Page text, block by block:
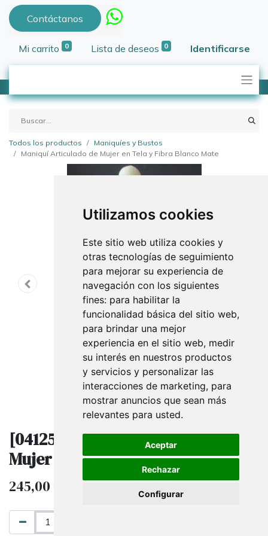
Utilizamos cookies
Este sitio web utiliza cookies y
otras tecnologías de seguimiento
para mejorar su experiencia de
navegación con los siguientes
fines: para habilitar la
funcionalidad básica del sitio web,
para brindar una mejor
experiencia en el sitio web, medir
su interés en nuestros productos
y servicios y personalizar las
interacciones de marketing, para
mostrar anuncios que sean más
relevantes para usted.
Aceptar
Rechazar
Configurar
Contáctanos
Mi carrito 0 Lista de deseos 0 Identificarse
Todos los productos
Maniquíes y Bustos
Maniquí Articulado de Mujer en Tela y Fibra Blanco Mate
[041257] Maniquí Articulado de
Mujer en Tela y Fibra Blanco Mate
245,00€